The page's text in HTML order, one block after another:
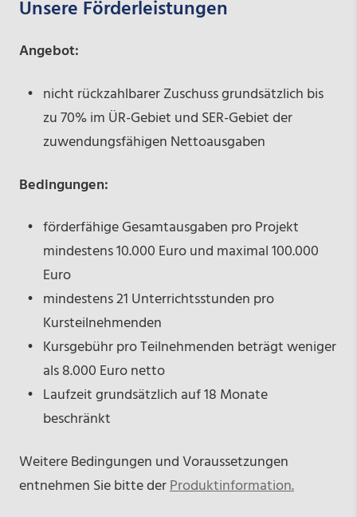
Unsere Förderleistungen
Angebot:
nicht rückzahlbarer Zuschuss grundsätzlich bis
zu 70% im ÜR-Gebiet und SER-Gebiet der
zuwendungsfähigen Nettoausgaben
Bedingungen:
förderfähige Gesamtausgaben pro Projekt
mindestens 10.000 Euro und maximal 100.000
Euro
mindestens 21 Unterrichtsstunden pro
Kursteilnehmenden
Kursgebühr pro Teilnehmenden beträgt weniger
als 8.000 Euro netto
Laufzeit grundsätzlich auf 18 Monate
beschränkt
Weitere Bedingungen und Voraussetzungen
entnehmen Sie bitte derProduktinformation.